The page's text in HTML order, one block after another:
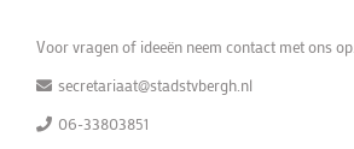
Voor vragen of ideeën neem contact met ons op.
secretariaat@stadstvbergh.nl
06-33803851